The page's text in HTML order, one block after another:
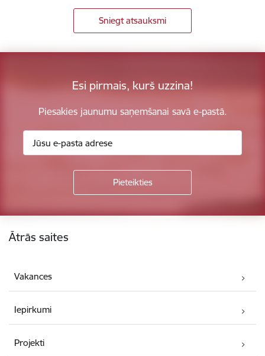
Sniegt atsauksmi
Esi pirmais, kurš uzzina!
Piesakies jaunumu saņemšanai savā e-pastā.
Ātrās saites
Vakances
Iepirkumi
Projekti